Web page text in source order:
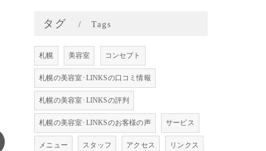
タグ Tags
札幌 美容室 コンセプト
札幌の美容室･LINKSの口コミ情報
札幌の美容室･LINKSの評判
札幌の美容室･LINKSのお客様の声 サービス
メニュー スタッフ アクセス リンクス